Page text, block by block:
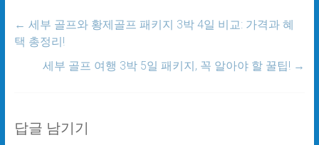
← 세부 골프와 황제골프 패키지 3박 4일 비교: 가격과 혜
택 총정리!
세부 골프 여행 3박 5일 패키지, 꼭 알아야 할 꿀팁! →
답글 남기기